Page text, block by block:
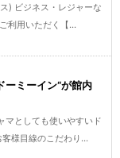
) ビジネス・レジャーな
利用いただく【...
ーミーイン“が館内
マとしても使いやすいド
様目線のこだわり...